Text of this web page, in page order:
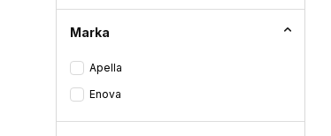
Marka
Apella
Enova